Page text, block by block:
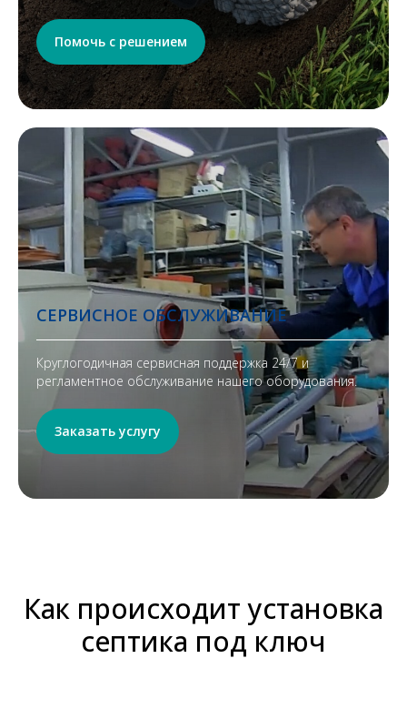
Помочь с решением
СЕРВИСНОЕ ОБСЛУЖИВАНИЕ
Круглогодичная сервисная поддержка 24/7 и
регламентное обслуживание нашего оборудования.
Заказать услугу
Как происходит установка
септика под ключ